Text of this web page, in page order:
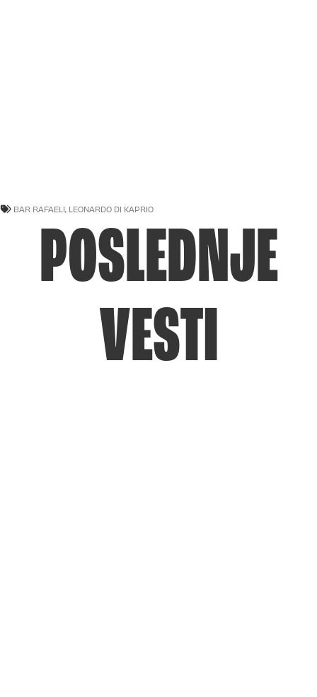
BAR RAFAELI, LEONARDO DI KAPRIO
POSLEDNJE
VESTI